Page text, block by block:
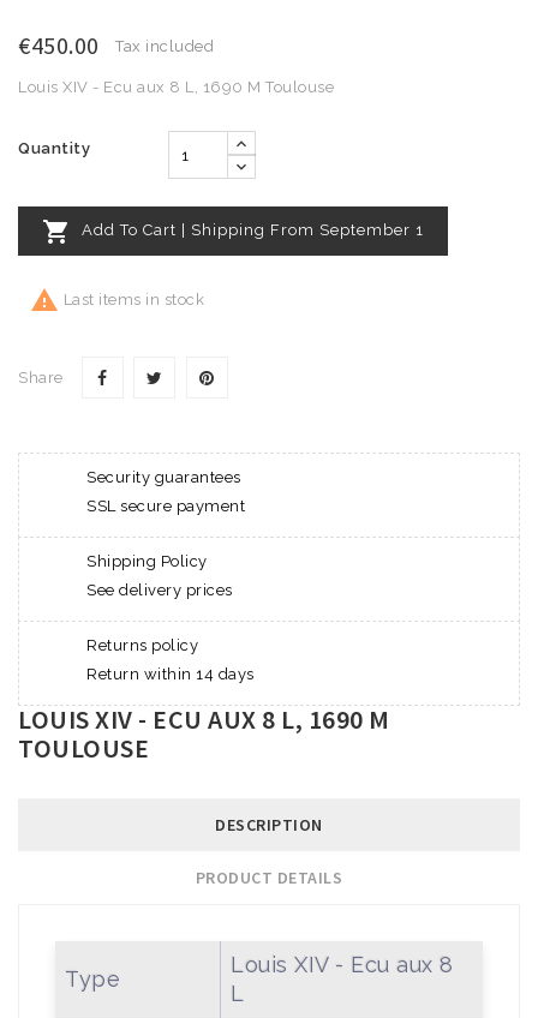
€450.00 Tax included
Louis XIV - Ecu aux 8 L, 1690 M Toulouse
Quantity
 Add To Cart | Shipping From September 1
 Last items in stock
Share
Security guarantees
SSL secure payment
Shipping Policy
See delivery prices
Returns policy
Return within 14 days
LOUIS XIV - ECU AUX 8 L, 1690 M
TOULOUSE
DESCRIPTION
PRODUCT DETAILS
Type
Louis XIV - Ecu aux 8
L